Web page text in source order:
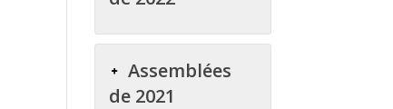
Assemblées
de 2021